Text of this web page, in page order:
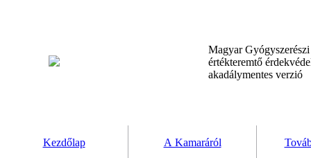
Magyar
értékteremtő
akadálymentes verzió
Kezdőlap A Kamaráról